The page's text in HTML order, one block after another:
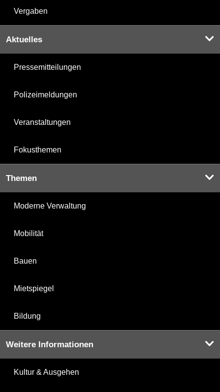
Vergaben
Aktuelles
Pressemitteilungen
Polizeimeldungen
Veranstaltungen
Fokusthemen
Themen
Moderne Verwaltung
Mobilität
Bauen
Mietspiegel
Bildung
Weitere Informationen
Kultur & Ausgehen